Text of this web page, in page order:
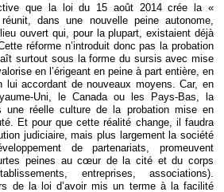
que la loi du 15 août 2014 crée la «
dans une nouvelle peine autonome,
ouvert qui, pour la plupart, existaient déjà
réforme n’introduit donc pas la probation
surtout sous la forme du sursis avec mise
en l’érigeant en peine à part entière, en
lui accordant de nouveaux moyens. Car, en
Uni, le Canada ou les Pays-Bas, la
une réelle culture de la probation mise en
Et pour que cette réalité change, il faudra
judiciaire, mais plus largement la société
de partenariats, promeuvent
peines au cœur de la cité et du corps
entreprises, associations).
de la loi d’avoir mis un terme à la facilité